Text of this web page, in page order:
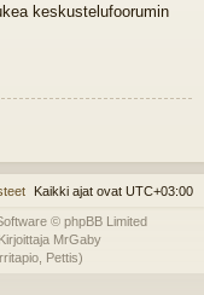
keskustelufoorumin
Kaikki ajat ovat UTC+03:00
© phpBB Limited
MrGaby
Pettis)